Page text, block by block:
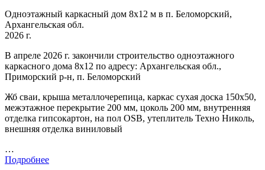
Одноэтажный каркасный дом 8х12 м в п. Беломорский,
Архангельская обл.
2026 г.
В апреле 2026 г. закончили строительство одноэтажного
каркасного дома 8х12 по адресу: Архангельская обл.,
Приморский р-н, п. Беломорский
Жб сваи, крыша металлочерепица, каркас сухая доска 150х50,
межэтажное перекрытие 200 мм, цоколь 200 мм, внутренняя
отделка гипсокартон, на пол OSB, утеплитель Техно Николь,
внешняя отделка виниловый
…
Подробнее